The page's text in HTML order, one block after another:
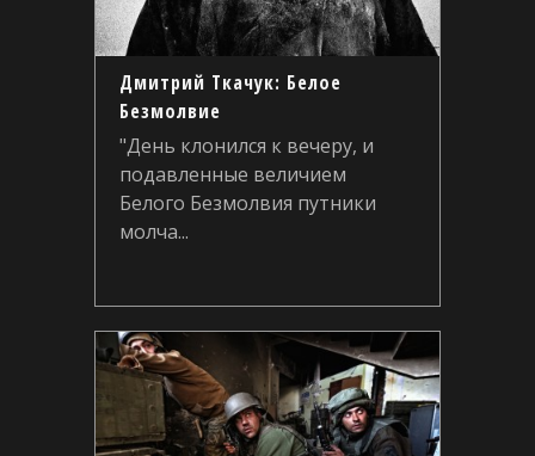
Дмитрий Ткачук: Белое
Безмолвие
"День клонился к вечеру, и
подавленные величием
Белого Безмолвия путники
молча...